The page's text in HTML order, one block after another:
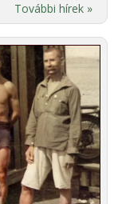
További hírek »